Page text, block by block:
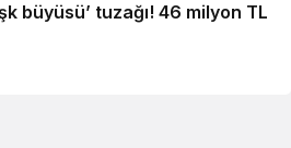
büyüsü’ tuzağı! 46 milyon TL